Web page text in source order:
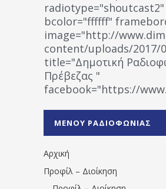
radiotype="shoutcast2"
bcolor="ffffff"
image="http://
content/uploads/2017/
title="Δημοτική
Πρέβεζας "
facebook="https://
1531194763766854/"
ΜΕΝΟΥ ΡΑΔΙΟΦΩΝΙΑΣ
Αρχική
Προφίλ – Διοίκηση